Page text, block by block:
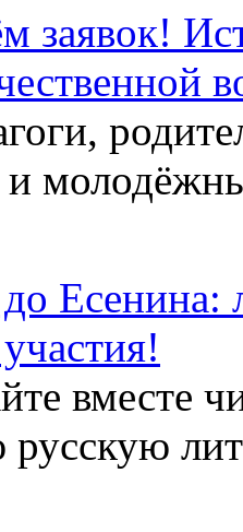
заявок!
и
Есенина:
вместе
русскую